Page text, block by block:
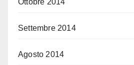
Settembre 2014
Agosto 2014